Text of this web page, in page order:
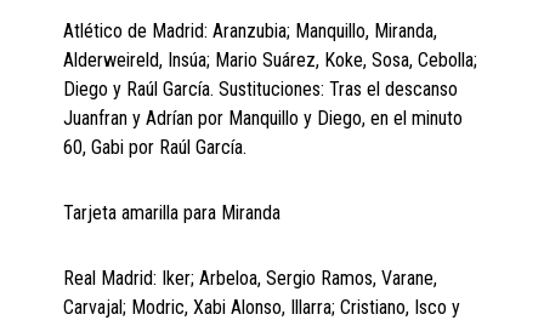
Atlético de Madrid: Aranzubia; Manquillo, Miranda,
Alderweireld, Insúa; Mario Suárez, Koke, Sosa, Cebolla;
Diego y Raúl García. Sustituciones: Tras el descanso
Juanfran y Adrían por Manquillo y Diego, en el minuto
60, Gabi por Raúl García.
Tarjeta amarilla para Miranda
Real Madrid: Iker; Arbeloa, Sergio Ramos, Varane,
Carvajal; Modric, Xabi Alonso, Illarra; Cristiano, Isco y